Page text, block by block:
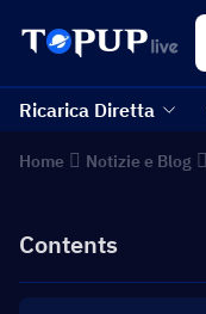
Ricarica Diretta
Home Notizie e Blog
Contents